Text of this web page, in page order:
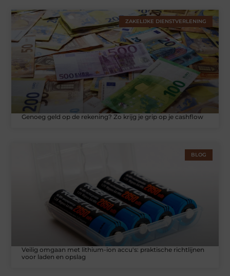
ZAKELIJKE DIENSTVERLENING
Genoeg geld op de rekening? Zo krijg je grip op je cashflow
BLOG
Veilig omgaan met lithium-ion accu's: praktische richtlijnen
voor laden en opslag